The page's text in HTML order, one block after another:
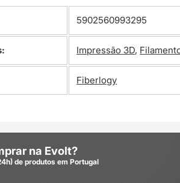
5902560993295
Impressão 3D,
Fiberlogy
na Evolt?
de produtos em Portugal